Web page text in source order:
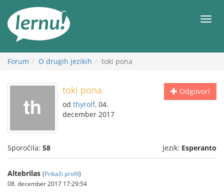
vsebini
Meni
Forum O drugih jezikih toki pona
Odgovori
toki pona
od thyrolf, 04.
december 2017
Sporočila: 58 Jezik: Esperanto
Altebrilas (Prikaži profil)
08. december 2017 17:29:54